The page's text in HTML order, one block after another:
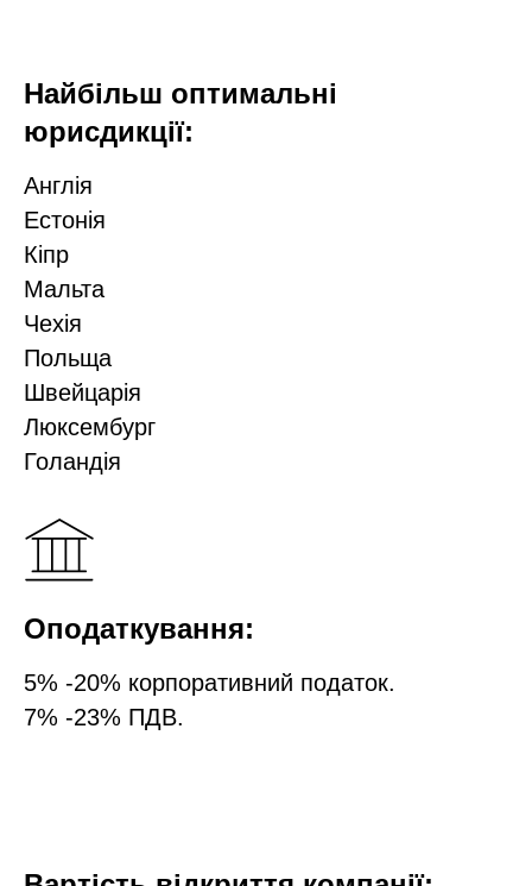
Найбільш оптимальні
юрисдикції:
Англія
Естонія
Кіпр
Мальта
Чехія
Польща
Швейцарія
Люксембург
Голандія
Оподаткування:
5% -20% корпоративний податок.
7% -23% ПДВ.